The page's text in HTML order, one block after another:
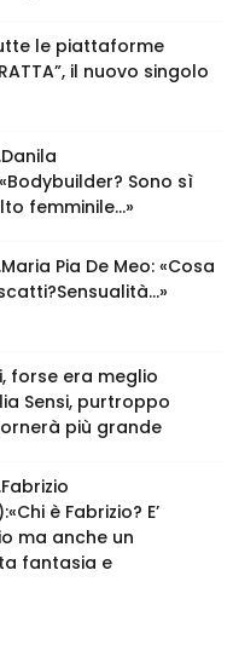
le piattaforme
il nuovo singolo
Sono sì
femminile…»
Pia De Meo: «Cosa
forse era meglio
Sensi, purtroppo
più grande
è Fabrizio? E’
ma anche un
fantasia e